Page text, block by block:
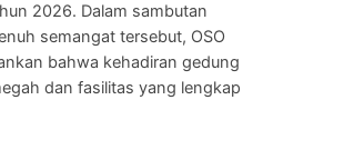
2026. Dalam sambutan
semangat tersebut, OSO
bahwa kehadiran gedung
dan fasilitas yang lengkap